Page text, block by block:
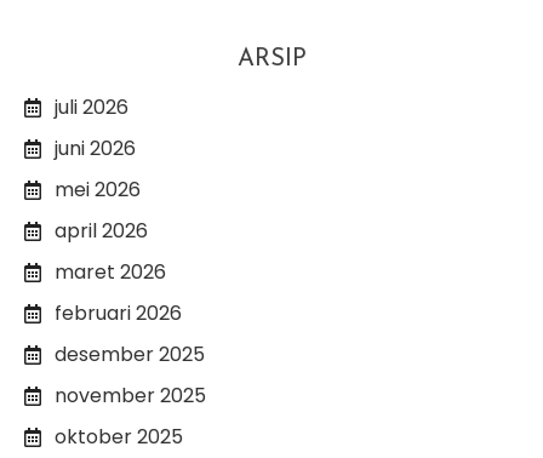
ARSIP
juli 2026
juni 2026
mei 2026
april 2026
maret 2026
februari 2026
desember 2025
november 2025
oktober 2025